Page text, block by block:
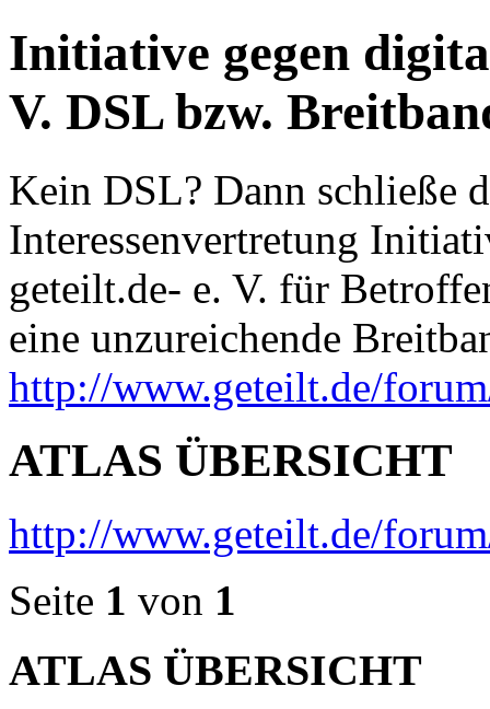
Initiative gegen
V. DSL bzw.
Kein DSL? Dann schließe
Interessenvertretung
geteilt.de- e. V. für
eine unzureichende
http://www.geteilt.de/
ATLAS ÜBERSICHT
http://www.geteilt.de/
Seite 1 von 1
ATLAS ÜBERSICHT